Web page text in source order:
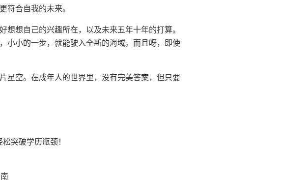
符合自我的未来。
想自己的兴趣所在，以及未来五年十年的打算。
小小的一步，就能驶入全新的海域。而且呀，即使
星空。在成年人的世界里，没有完美答案，但只要
突破学历瓶颈！